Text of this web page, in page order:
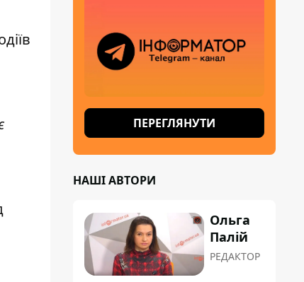
ПЕРЕГЛЯНУТИ
НАШІ АВТОРИ
Ольга
Палій
РЕДАКТОР